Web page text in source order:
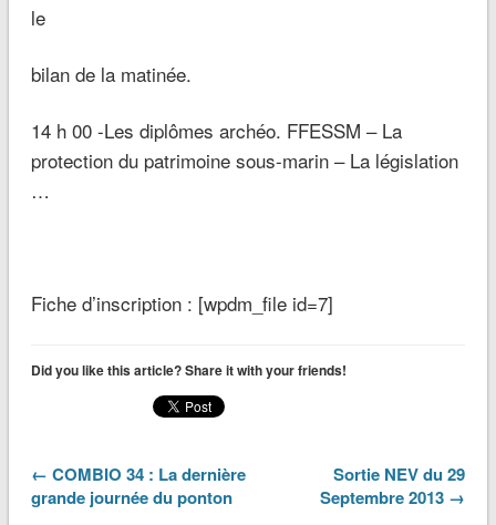
le
bilan de la matinée.
14 h 00 -Les diplômes archéo. FFESSM – La
protection du patrimoine sous-marin – La législation
…
Fiche d’inscription : [wpdm_file id=7]
Did you like this article? Share it with your friends!
← COMBIO 34 : La dernière
grande journée du ponton
Sortie NEV du 29
Septembre 2013 →